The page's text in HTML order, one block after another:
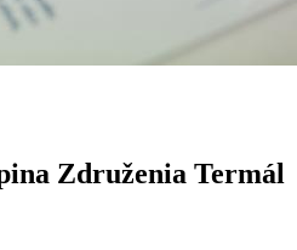
Združenia Termál